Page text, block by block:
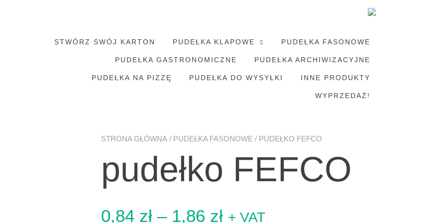
STWÓRZ SWÓJ KARTON PUDEŁKA KLAPOWE PUDEŁKA FASONOWE
PUDEŁKA GASTRONOMICZNE PUDEŁKA ARCHIWIZACYJNE
PUDEŁKA NA PIZZĘ PUDEŁKA DO WYSYŁKI INNE PRODUKTY
WYPRZEDAŻ!
STRONA GŁÓWNA / PUDEŁKA FASONOWE / PUDEŁKO FEFCO
pudełko FEFCO
0,84 zł – 1,86 złZakres
+ VAT